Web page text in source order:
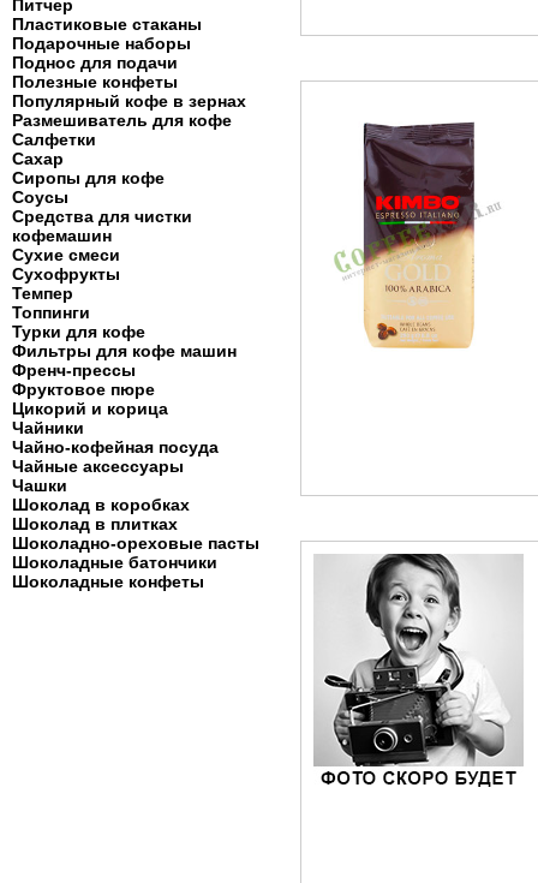
Питчер
Пластиковые стаканы
Подарочные наборы
Поднос для подачи
Полезные конфеты
Популярный кофе в зернах
Размешиватель для кофе
Салфетки
Сахар
Сиропы для кофе
Соусы
Средства для чистки
кофемашин
Сухие смеси
Сухофрукты
Темпер
Топпинги
Турки для кофе
Фильтры для кофе машин
Френч-прессы
Фруктовое пюре
Цикорий и корица
Чайники
Чайно-кофейная посуда
Чайные аксессуары
Чашки
Шоколад в коробках
Шоколад в плитках
Шоколадно-ореховые пасты
Шоколадные батончики
Шоколадные конфеты